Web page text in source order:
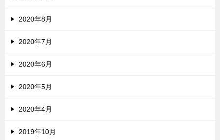
2020年8月
2020年7月
2020年6月
2020年5月
2020年4月
2019年10月